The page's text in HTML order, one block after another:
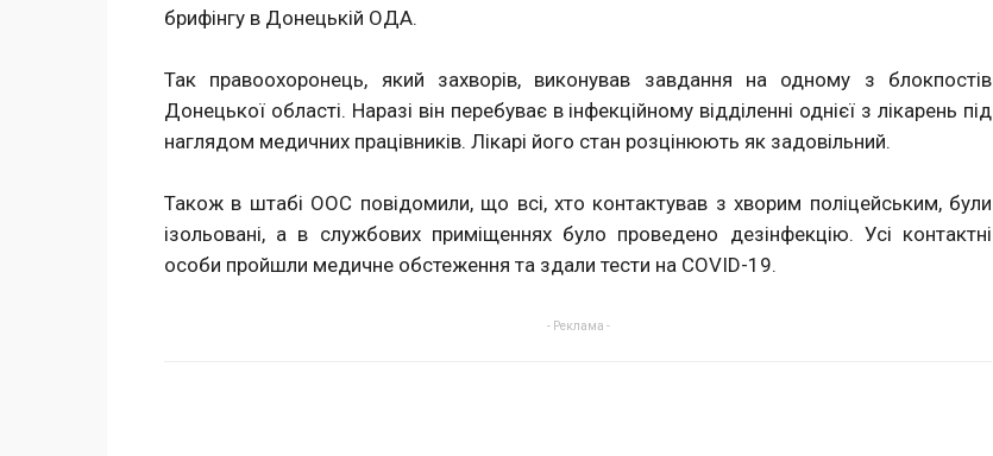
брифінгу в Донецькій ОДА.
Так правоохоронець, який захворів, виконував завдання на одному з блокпостів
Донецької області. Наразі він перебуває в інфекційному відділенні однієї з лікарень під
наглядом медичних працівників. Лікарі його стан розцінюють як задовільний.
Також в штабі ООС повідомили, що всі, хто контактував з хворим поліцейським, були
ізольовані, а в службових приміщеннях було проведено дезінфекцію. Усі контактні
особи пройшли медичне обстеження та здали тести на COVID-19.
- Реклама -